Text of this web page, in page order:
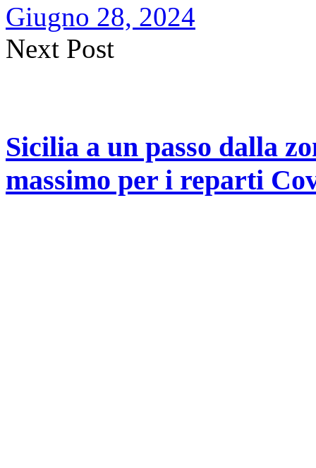
Giugno 28, 2024
Next Post
Sicilia a un passo dalla
massimo per i reparti